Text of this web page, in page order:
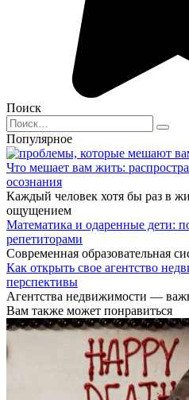
Поиск
Search
for:
Популярное
Что мешает вам жить:
осознания
Каждый человек хотя бы раз в
ощущением
Математика и одаренные дети:
репетиторами
Современная образовательная
Как открыть свое агентство
перспективы
Агентства недвижимости —
Вам также может понравиться